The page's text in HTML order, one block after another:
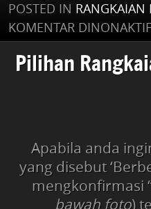
POSTED IN RANGKAIAN
KOMENTAR
Pilihan
Apabila anda
yang disebut
mengkonfirmasi
bawah foto)